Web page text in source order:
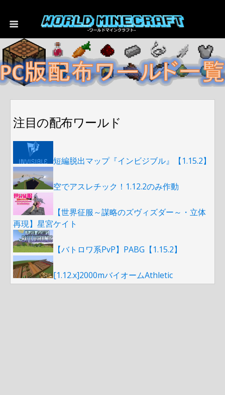
注目の配布ワールド
短編脱出マップ『インビジブル』【1.15.2】
空でアスレチック！1.12.2のみ作動
【世界征服～謀略のズヴィズダー～・立体
再現】星宮ケイト
【バトロワ系PvP】PABG【1.15.2】
[1.12.x]2000mバイオームAthletic